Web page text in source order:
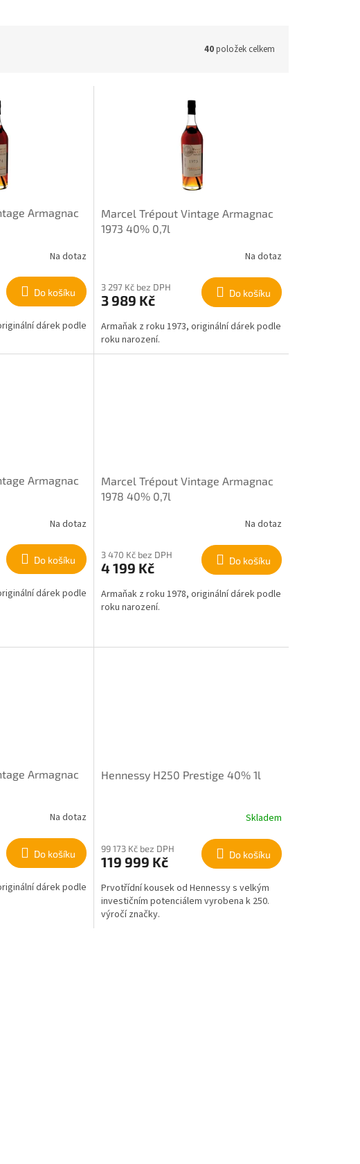
40položek celkem
Armagnac
Na dotaz
Do košíku
dárek podle
Marcel Trépout Vintage Armagnac
1973 40% 0,7l
Na dotaz
3 297 Kč bez DPH
3 989 Kč Do košíku
Armaňak z roku 1973, originální dárek podle
roku narození.
Armagnac
Na dotaz
Do košíku
dárek podle
Marcel Trépout Vintage Armagnac
1978 40% 0,7l
Na dotaz
3 470 Kč bez DPH
4 199 Kč Do košíku
Armaňak z roku 1978, originální dárek podle
roku narození.
Armagnac
Na dotaz
Do košíku
dárek podle
Hennessy H250 Prestige 40% 1l
Skladem
99 173 Kč bez DPH
119 999 Kč Do košíku
Prvotřídní kousek od Hennessy s velkým
investičním potenciálem vyrobena k 250.
výročí značky.